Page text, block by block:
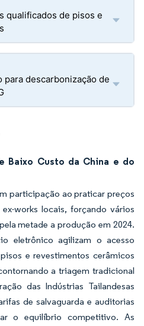
qualificados de pisos e
descarbonização de
Baixo Custo da China e do
participação ao praticar preços
works locais, forçando vários
metade a produção em 2024.
eletrônico agilizam o acesso
e revestimentos cerâmicos
a triagem tradicional
das Indústrias Tailandesas
de salvaguarda e auditorias
o equilíbrio competitivo. As